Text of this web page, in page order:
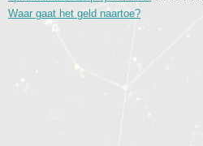
Waar gaat het geld naartoe?